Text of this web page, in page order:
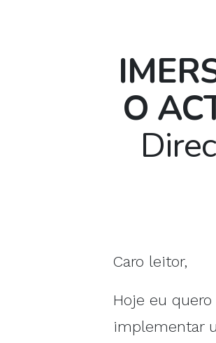
O
Caro leitor,
Hoje eu
implementar